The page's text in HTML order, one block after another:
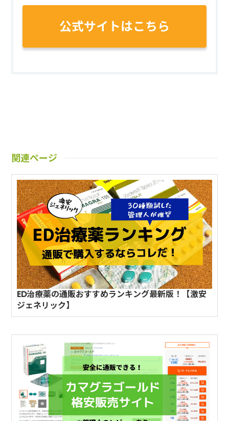
公式サイトはこちら
関連ページ
ED治療薬の通販おすすめランキング最新版！【激安
ジェネリック】